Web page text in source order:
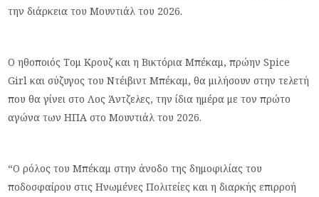
την διάρκεια του Μουντιάλ του 2026.
Ο ηθοποιός Τομ Κρουζ και η Βικτόρια Μπέκαμ, πρώην Spice
Girl και σύζυγος του Ντέιβιντ Μπέκαμ, θα μιλήσουν στην τελετή
που θα γίνει στο Λος Άντζελες, την ίδια ημέρα με τον πρώτο
αγώνα των ΗΠΑ στο Μουντιάλ του 2026.
“Ο ρόλος του Μπέκαμ στην άνοδο της δημοφιλίας του
ποδοσφαίρου στις Ηνωμένες Πολιτείες και η διαρκής επιρροή